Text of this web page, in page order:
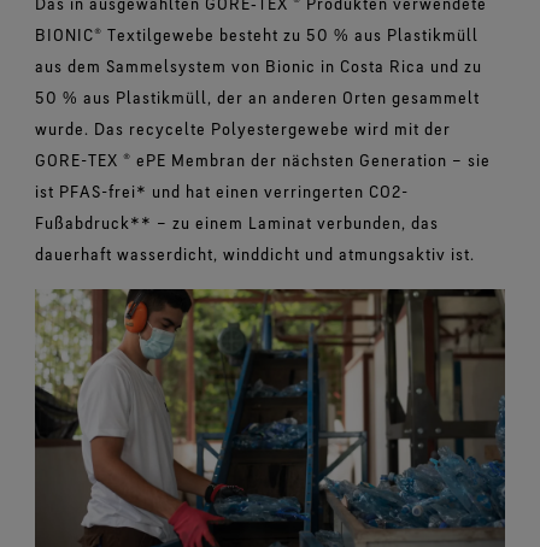
BIONIC® Textilgewebe besteht zu 50 % aus Plastikmüll
aus dem Sammelsystem von Bionic in Costa Rica und zu
50 % aus Plastikmüll, der an anderen Orten gesammelt
wurde. Das recycelte Polyestergewebe wird mit der
GORE-TEX ® ePE Membran der nächsten Generation – sie
ist PFAS-frei* und hat einen verringerten CO2-
Fußabdruck** – zu einem Laminat verbunden, das
dauerhaft wasserdicht, winddicht und atmungsaktiv ist.